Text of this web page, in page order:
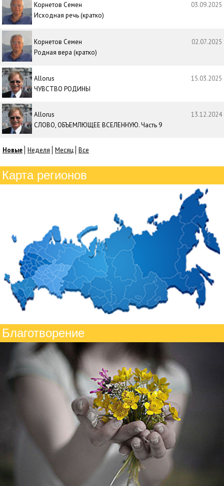
Корнетов Семен
03.09.2025
Исходная речь (кратко)
Корнетов Семен
02.07.2025
Родная вера (кратко)
Allorus
15.03.2025
ЧУВСТВО РОДИНЫ
Allorus
13.12.2024
СЛОВО, ОБЪЕМЛЮЩЕЕ ВСЕЛЕННУЮ. Часть 9
Новые Неделя Месяц Все
Карта регионов
Благотворение